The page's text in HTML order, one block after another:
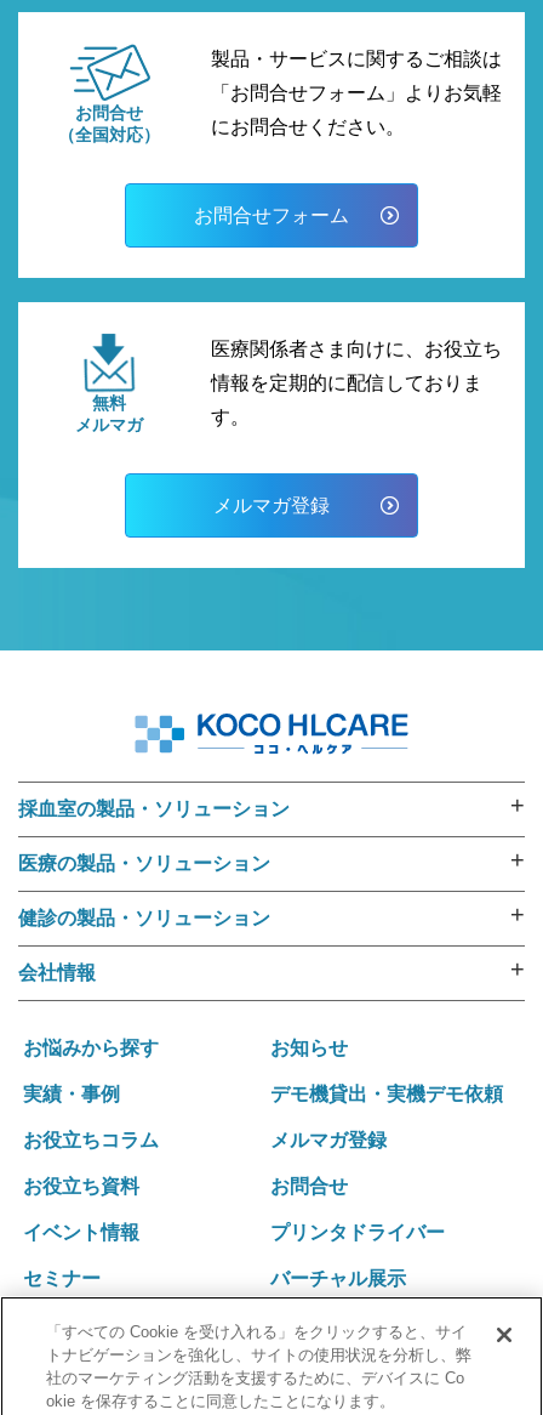
お問合せ
（全国対応）
製品・サービスに関するご相談は
「お問合せフォーム」よりお気軽
にお問合せください。
お問合せフォーム
無料
メルマガ
医療関係者さま向けに、お役立ち
情報を定期的に配信しておりま
す。
メルマガ登録
+
採血室の製品・ソリューション
採血業務ソリューション
採血管準備装置 i･pres core
採血管準備装置 i･pres fine
採血管準備装置 i・pres fit Ⅱ
尿カップラベラー CL-350
採血業務支援システム RInCS
採血業務指標化システム
統合受付システム（採血・処置）
採血・採尿一体型 自動受付機 BU-REC Ⅱ
+
医療の製品・ソリューション
外来用リストバンド
RFIDリストバンド（E-ブレス®）
ラベル・リストバンド・RFID プリンタipシリーズ
入院用リストバンド
バーコードリーダー
リストバンド発行パッケージ Freeni
医療事務プリント改善ソリューション
+
健診の製品・ソリューション
健診機関向けリストバンド
受診者名簿データ変換ツール 受診者Dataメイキング
キュー
受診キット発送アウトソーシング
健診関連発送業務 内製化ソリューション
採血業務ソリューション
採血管準備装置 i・pres fit Ⅱ
+
会社情報
選ばれる理由
運営ポリシー
社訓･経営理念
拠点一覧･グループネットワーク
沿革
お悩みから探す
実績・事例
お役立ちコラム
お役立ち資料
イベント情報
セミナー
お知らせ
デモ機貸出・実機デモ依頼
メルマガ登録
お問合せ
プリンタドライバー
バーチャル展示
「すべての Cookie を受け入れる」をクリックすると、サイ
トナビゲーションを強化し、サイトの使用状況を分析し、弊
社のマーケティング活動を支援するために、デバイスに Co
okie を保存することに同意したことになります。